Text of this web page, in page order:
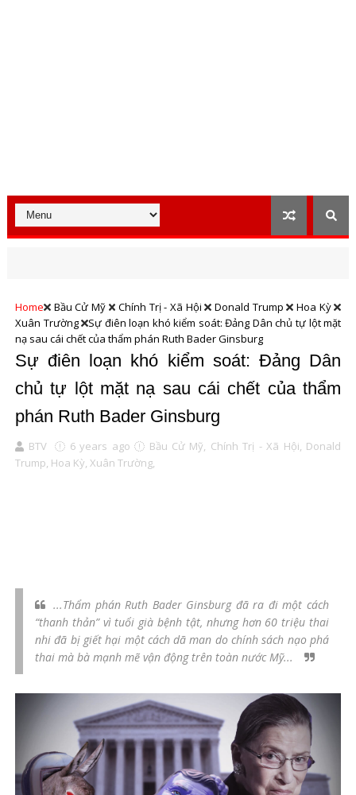
Home Bầu Cử Mỹ Chính Trị - Xã Hội Donald Trump
Hoa Kỳ
Xuân Trường
Sự điên loạn khó kiểm soát: Đảng Dân chủ tự lột mặt
nạ sau cái chết của thẩm phán Ruth Bader Ginsburg
Sự điên loạn khó kiểm soát: Đảng Dân
chủ tự lột mặt nạ sau cái chết của thẩm
phán Ruth Bader Ginsburg
BTV 6 years ago Bầu Cử Mỹ, Chính Trị - Xã Hội, Donald
Trump, Hoa Kỳ, Xuân Trường,
...Thẩm phán Ruth Bader Ginsburg đã ra đi một cách
“thanh thản” vì tuổi già bệnh tật, nhưng hơn 60 triệu thai
nhi đã bị giết hại một cách dã man do chính sách nạo phá
thai mà bà mạnh mẽ vận động trên toàn nước Mỹ...